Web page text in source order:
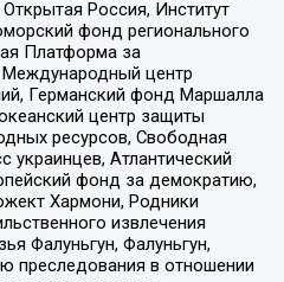
Россия, Институт
фонд регионального
Платформа за
центр
Германский фонд Маршалла
центр защиты
ресурсов, Свободная
украинцев, Атлантический
фонд за демократию,
Хармони, Родники
извлечения
Фалуньгун, Фалуньгун,
преследования в отношении